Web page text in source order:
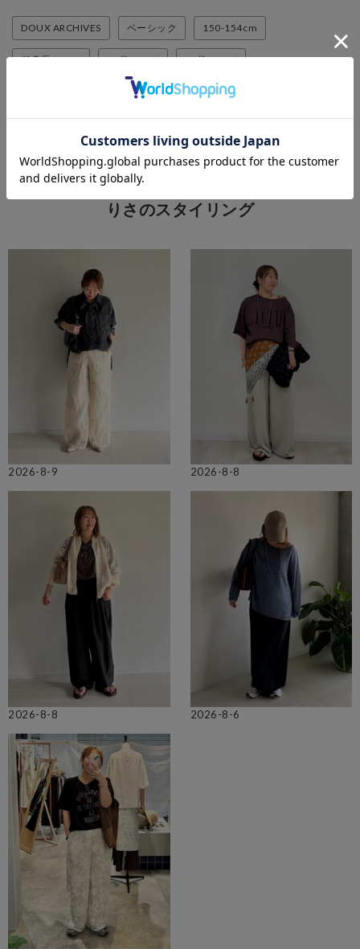
DOUX ARCHIVES ベーシック 150-154cm
低身長コーデ 30代コーデ 40代コーデ
イエベ 大人かわいい
りさのスタイリング
2026-8-9 2026-8-8
2026-8-8 2026-8-6